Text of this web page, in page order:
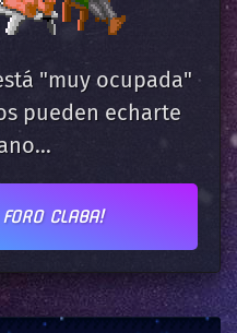
"muy ocupada"
pueden echarte
CLABA!